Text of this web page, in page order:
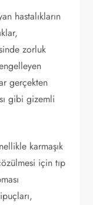
hastalıkların
zorluk
gerçekten
gibi gizemli
karmaşık
için tıp